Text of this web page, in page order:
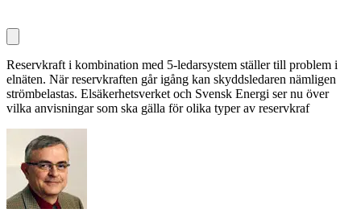
Reservkraft i kombination med 5-ledarsystem ställer till problem i
elnäten. När reservkraften går igång kan skyddsledaren nämligen
strömbelastas. Elsäkerhetsverket och Svensk Energi ser nu över
vilka anvisningar som ska gälla för olika typer av reservkraf